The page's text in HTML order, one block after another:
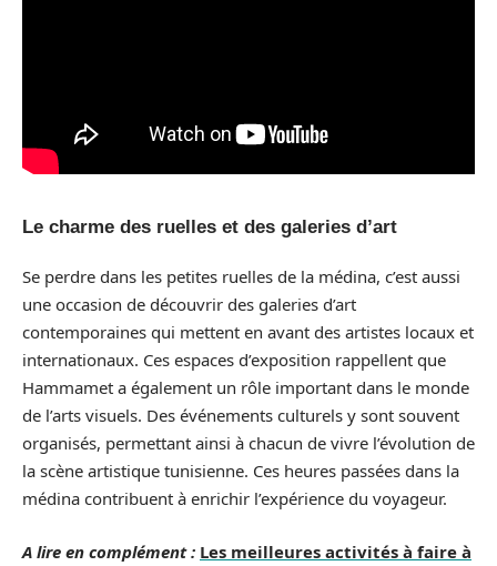
Le charme des ruelles et des galeries d’art
Se perdre dans les petites ruelles de la médina, c’est aussi
une occasion de découvrir des galeries d’art
contemporaines qui mettent en avant des artistes locaux et
internationaux. Ces espaces d’exposition rappellent que
Hammamet a également un rôle important dans le monde
de l’arts visuels. Des événements culturels y sont souvent
organisés, permettant ainsi à chacun de vivre l’évolution de
la scène artistique tunisienne. Ces heures passées dans la
médina contribuent à enrichir l’expérience du voyageur.
A lire en complément : Les meilleures activités à faire à